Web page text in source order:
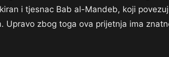
i tjesnac Bab al-Mandeb, koji
Upravo zbog toga ova prijetnja ima